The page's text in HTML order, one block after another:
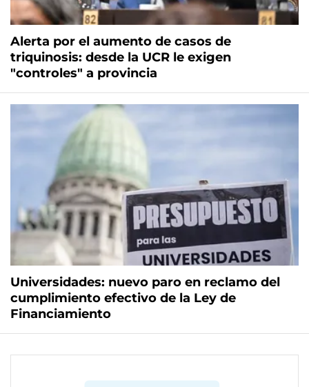
Alerta por el aumento de casos de
triquinosis: desde la UCR le exigen
"controles" a provincia
Universidades: nuevo paro en reclamo del
cumplimiento efectivo de la Ley de
Financiamiento